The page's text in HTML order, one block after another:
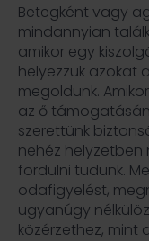
Betegként vagy
mindannyian
amikor egy
helyezzük azokat
megoldunk.
az ő
szerettünk
nehéz helyzetben
fordulni tudunk.
odafigyelést,
ugyanúgy
közérzethez, mint